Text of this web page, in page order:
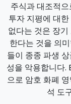
주식과 대조적
투자 지평에 대
없다는 것은 장
한다는 것을 의
들이 종종 파생
성을 악용합니다
으로 암호 화폐
석 도